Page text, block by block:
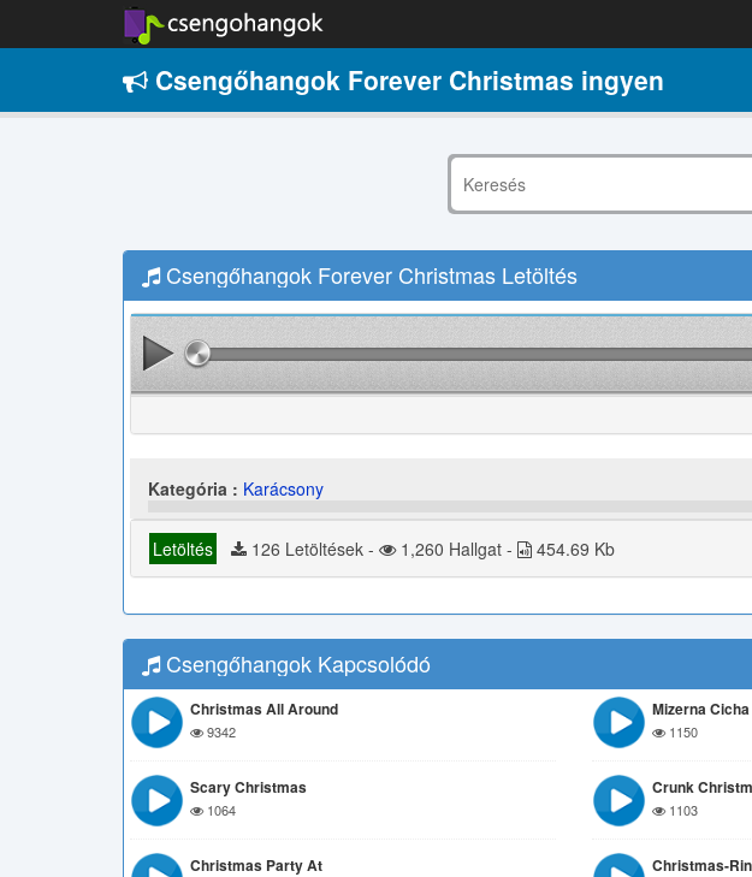
Csengőhangok Forever Christmas ingyen
Csengőhangok Forever Christmas Letöltés
Kategória : Karácsony
Letöltés 126 Letöltések - 1,260 Hallgat - 454.69 Kb
Csengőhangok Kapcsolódó
Christmas All Around
9342
Mizerna Cicha
1150
Scary Christmas
1064
Crunk
1103
Christmas Party At Christmas-